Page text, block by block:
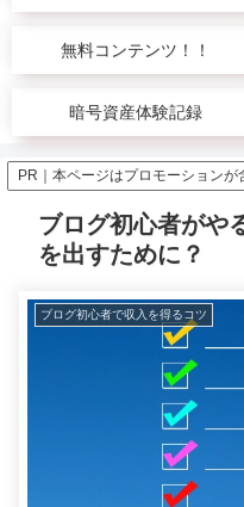
無料コンテンツ！！
暗号資産体験記録
PR｜本ページはプロモーションが
ブログ初心者がや
を出すために？
ブログ初心者で収入を得るコツ